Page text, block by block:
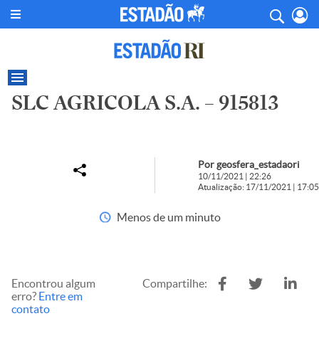
SLC AGRICOLA S.A. – 915813
Por geosfera_estadaori
10/11/2021 | 22:26
Atualização: 17/11/2021 | 17:05
Menos de um minuto
Encontrou algum
erro? Entre em
contato
Compartilhe: